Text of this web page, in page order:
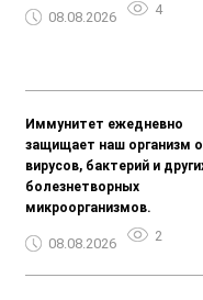
08.08.2026 4
Иммунитет ежедневно
защищает наш организм
вирусов, бактерий и
болезнетворных
микроорганизмов.
08.08.2026 2